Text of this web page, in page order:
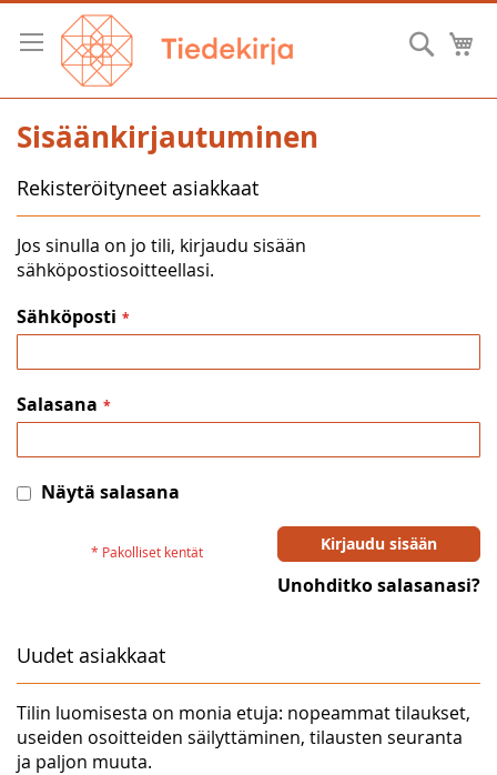
Skip
Content
Hae
Sisäänkirjautuminen
Rekisteröityneet asiakkaat
Jos sinulla on jo tili, kirjaudu sisään
sähköpostiosoitteellasi.
Sähköposti
Salasana
Näytä salasana
Kirjaudu sisään
Unohditko salasanasi?
Uudet asiakkaat
Tilin luomisesta on monia etuja: nopeammat tilaukset,
useiden osoitteiden säilyttäminen, tilausten seuranta
ja paljon muuta.